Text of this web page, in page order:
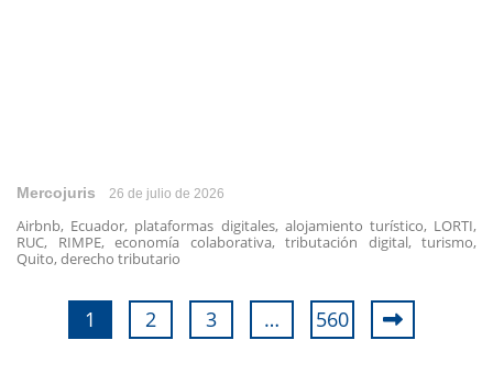
Mercojuris 26 de julio de 2026
Airbnb, Ecuador, plataformas digitales, alojamiento turístico, LORTI,
RUC, RIMPE, economía colaborativa, tributación digital, turismo,
Quito, derecho tributario
1 2 3 … 560